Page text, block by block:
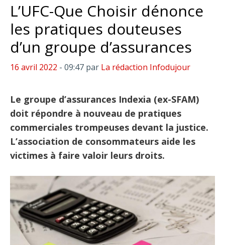
L’UFC-Que Choisir dénonce
les pratiques douteuses
d’un groupe d’assurances
16 avril 2022 - 09:47 par La rédaction Infodujour
Le groupe d’assurances Indexia (ex-SFAM)
doit répondre à nouveau de pratiques
commerciales trompeuses devant la justice.
L’association de consommateurs aide les
victimes à faire valoir leurs droits.